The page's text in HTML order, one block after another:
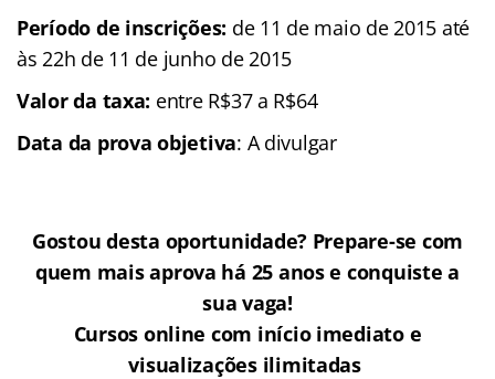
Período de inscrições: de 11 de maio de 2015 até
às 22h de 11 de junho de 2015
Valor da taxa: entre R$37 a R$64
Data da prova objetiva: A divulgar
Gostou desta oportunidade? Prepare-se com
quem mais aprova há 25 anos e conquiste a
sua vaga!
Cursos online com início imediato e
visualizações ilimitadas